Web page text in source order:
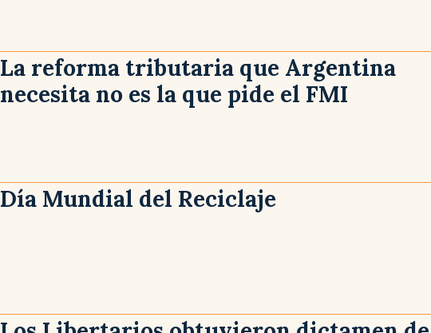
La reforma tributaria que Argentina
necesita no es la que pide el FMI
Día Mundial del Reciclaje